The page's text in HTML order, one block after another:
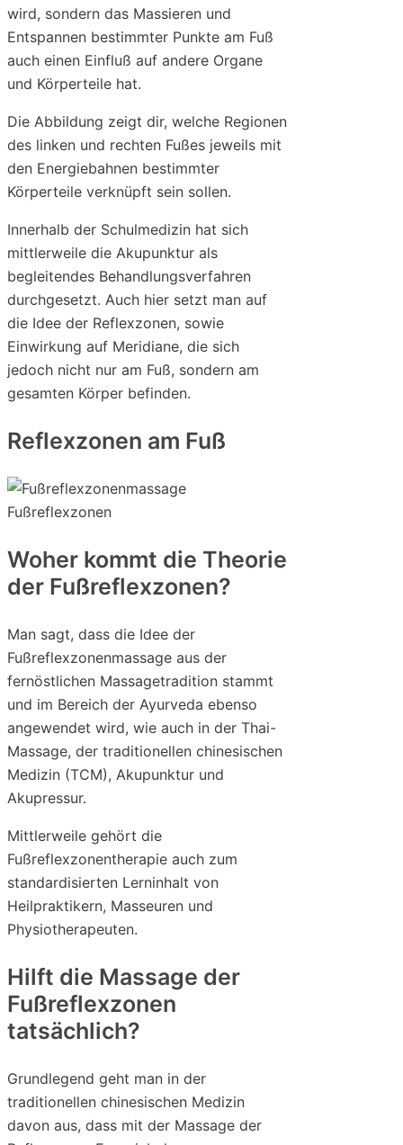
wird, sondern das Massieren und
Entspannen bestimmter Punkte am Fuß
auch einen Einfluß auf andere Organe
und Körperteile hat.
Die Abbildung zeigt dir, welche Regionen
des linken und rechten Fußes jeweils mit
den Energiebahnen bestimmter
Körperteile verknüpft sein sollen.
Innerhalb der Schulmedizin hat sich
mittlerweile die Akupunktur als
begleitendes Behandlungsverfahren
durchgesetzt. Auch hier setzt man auf
die Idee der Reflexzonen, sowie
Einwirkung auf Meridiane, die sich
jedoch nicht nur am Fuß, sondern am
gesamten Körper befinden.
Reflexzonen am Fuß
Woher kommt die Theorie
der Fußreflexzonen?
Man sagt, dass die Idee der
Fußreflexzonenmassage aus der
fernöstlichen Massagetradition stammt
und im Bereich der Ayurveda ebenso
angewendet wird, wie auch in der Thai-
Massage, der traditionellen chinesischen
Medizin (TCM), Akupunktur und
Akupressur.
Mittlerweile gehört die
Fußreflexzonentherapie auch zum
standardisierten Lerninhalt von
Heilpraktikern, Masseuren und
Physiotherapeuten.
Hilft die Massage der
Fußreflexzonen
tatsächlich?
Grundlegend geht man in der
traditionellen chinesischen Medizin
davon aus, dass mit der Massage der